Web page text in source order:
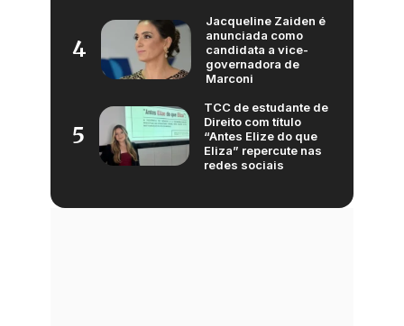
4
Jacqueline Zaiden é
anunciada como
candidata a vice-
governadora de
Marconi
5
TCC de estudante de
Direito com título
“Antes Elize do que
Eliza” repercute nas
redes sociais